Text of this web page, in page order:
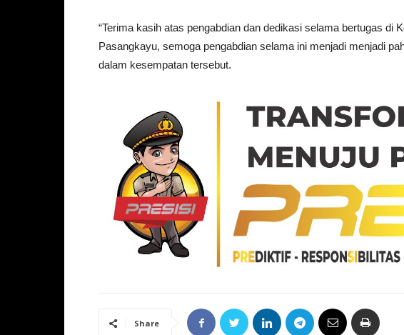
“Terima kasih atas pengabdian dan dedikasi selama bertugas di
Pasangkayu, semoga pengabdian selama ini menjadi menjadi
dalam kesempatan tersebut.
Share